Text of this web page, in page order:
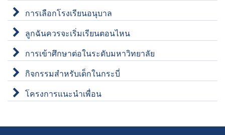
การเลือกโรงเรียนอนุบาล
ลูกฉันควรจะเริ่มเรียนตอนไหน
การเข้าศึกษาต่อในระดับมหาวิทยาลัย
กิจกรรมสำหรับเด็กในกระบี่
โครงการแนะนำเพื่อน